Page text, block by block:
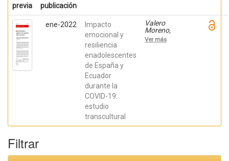
previa
publicación
ene-2022
Impacto
emocional y
resiliencia
enadolescentes
de España y
Ecuador
durante la
COVID-19:
estudio
transcultural
Valero
Moreno,
Selene;
LacombaTrejo,
Ver más
Filtrar